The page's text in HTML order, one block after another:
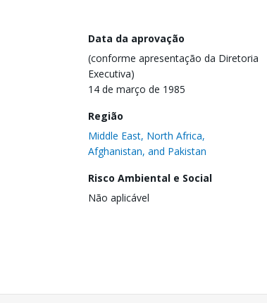
Data da aprovação
(conforme apresentação da Diretoria
Executiva)
14 de março de 1985
Região
Middle East, North Africa,
Afghanistan, and Pakistan
Risco Ambiental e Social
Não aplicável